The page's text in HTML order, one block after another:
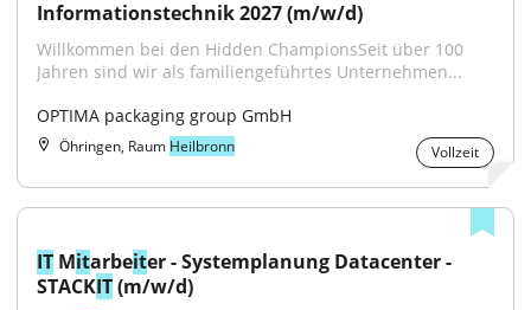
Informationstechnik 2027 (m/w/d)
Willkommen bei den Hidden ChampionsSeit über 100
Jahren sind wir als familiengeführtes Unternehmen...
OPTIMA packaging group GmbH
Öhringen, Raum Heilbronn Vollzeit
IT Mitarbeiter - Systemplanung Datacenter -
STACKIT (m/w/d)